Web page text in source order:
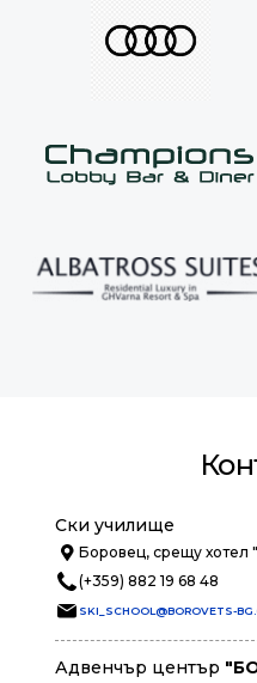
Ски училище
Боровец, срещу хотел
(+359) 882 19 68 48
SKI_SCHOOL@BOROVETS-
Адвенчър център